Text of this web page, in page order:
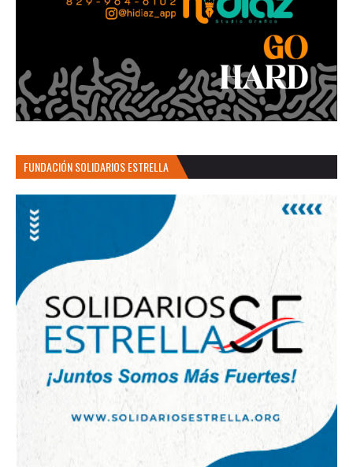
FUNDACIÓN SOLIDARIOS ESTRELLA